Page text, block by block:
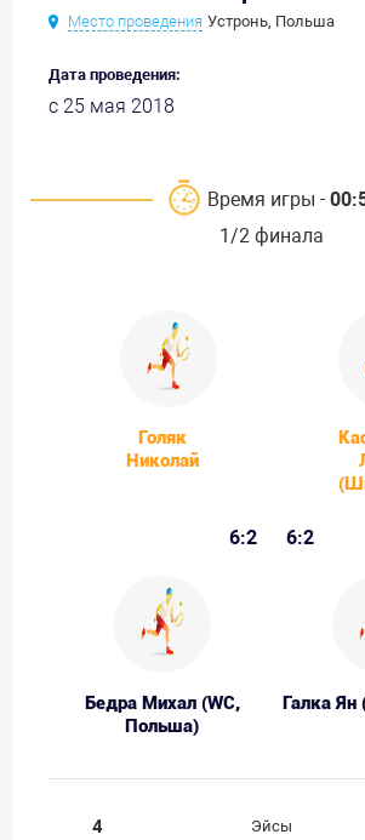
Место проведения Устронь, Польша
Дата проведения:
с 25 мая 2018
Время игры -
1/2 финала
Голяк
Николай
6:2 6:2
Бедра Михал (WC,
Польша)
Галка Ян
4 Эйсы